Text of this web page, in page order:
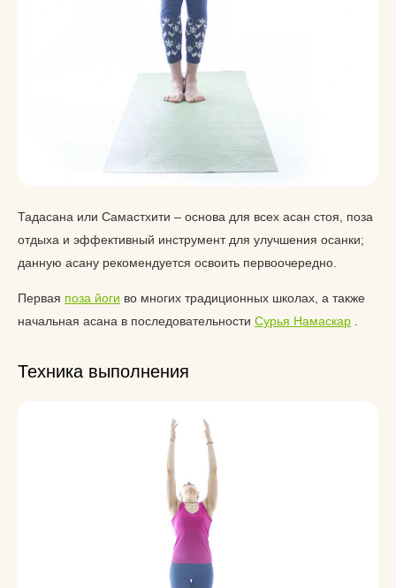
Тадасана или Самастхити – основа для всех асан стоя, поза
отдыха и эффективный инструмент для улучшения осанки;
данную асану рекомендуется освоить первоочередно.
Первая поза йоги во многих традиционных школах, а также
начальная асана в последовательности Сурья Намаскар
Техника выполнения